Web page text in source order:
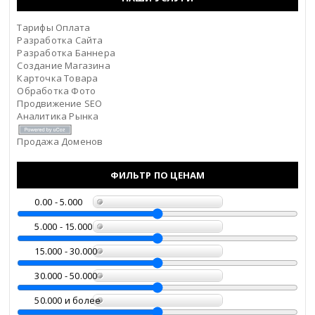
Волгоградская область
Вологодская область
Воронежская область
Еврейская АО
Забайкальский край
Запорожская область
Ивановская область
Ингушетия
Тарифы Оплата
Разработка Сайта
Разработка Баннера
Создание Магазина
Карточка Товара
Обработка Фото
Продвижение SEO
Аналитика Рынка
Продажа Доменов
ФИЛЬТР ПО ЦЕНАМ
0.00 - 5.000
5.000 - 15.000
15.000 - 30.000
30.000 - 50.000
50.000 и более